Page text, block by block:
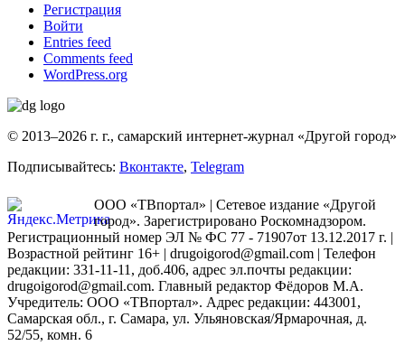
Регистрация
Войти
Entries feed
Comments feed
WordPress.org
© 2013–2026 г. г., самарский интернет-журнал «Другой город»
Подписывайтесь: Вконтакте, Telegram
ООО «ТВпортал» | Сетевое издание «Другой
город». Зарегистрировано Роскомнадзором.
Регистрационный номер ЭЛ № ФС 77 - 71907от 13.12.2017 г. |
Возрастной рейтинг 16+ | drugoigorod@gmail.com | Телефон
редакции: 331-11-11, доб.406, адрес эл.почты редакции:
drugoigorod@gmail.com. Главный редактор Фёдоров М.А.
Учредитель: ООО «ТВпортал». Адрес редакции: 443001,
Самарская обл., г. Самара, ул. Ульяновская/Ярмарочная, д.
52/55, комн. 6